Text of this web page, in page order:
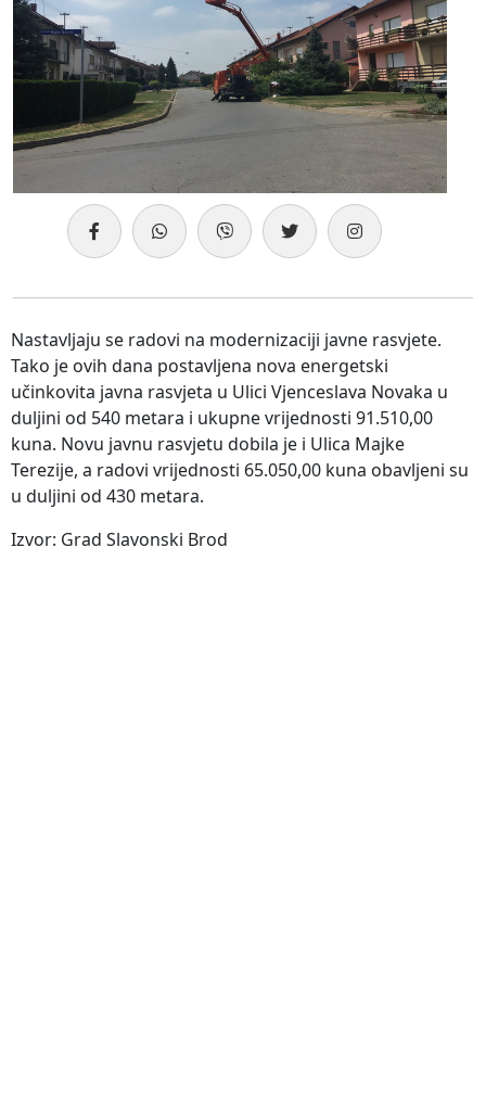
Nastavljaju se radovi na modernizaciji javne rasvjete.
Tako je ovih dana postavljena nova energetski
učinkovita javna rasvjeta u Ulici Vjenceslava Novaka u
duljini od 540 metara i ukupne vrijednosti 91.510,00
kuna. Novu javnu rasvjetu dobila je i Ulica Majke
Terezije, a radovi vrijednosti 65.050,00 kuna obavljeni su
u duljini od 430 metara.
Izvor: Grad Slavonski Brod